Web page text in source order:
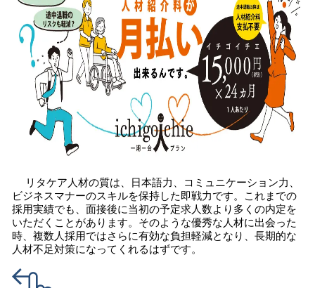
リタケア人材の質は、日本語力、コミュニケーション力、
ビジネスマナーのスキルを保持した即戦力です。これまでの
採用実績でも、面接後に当初の予定求人数より多くの内定を
いただくことがあります。そのような優秀な人材に出会った
時、複数人採用ではさらに有効な負担軽減となり、長期的な
人材不足対策になってくれるはずです。